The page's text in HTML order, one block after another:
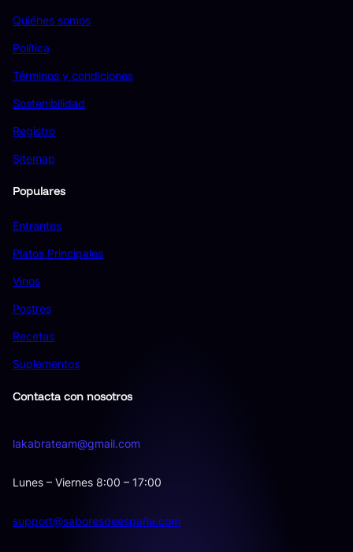
Quiénes somos
Política
Términos y condiciones
Sostenibilidad
Registro
Sitemap
Populares
Entrantes
Platos Principales
Vinos
Postres
Recetas
Suplementos
Contacta con nosotros
lakabrateam@gmail.com
Lunes – Viernes 8:00 – 17:00
support@saboresdeespaña.com